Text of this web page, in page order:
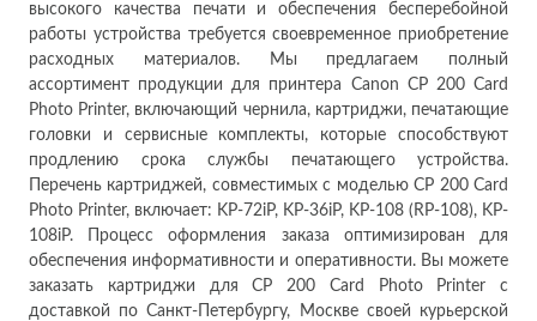
высокого качества печати и обеспечения бесперебойной
работы устройства требуется своевременное приобретение
расходных материалов. Мы предлагаем полный
ассортимент продукции для принтера Canon CP 200 Card
Photo Printer, включающий чернила, картриджи, печатающие
головки и сервисные комплекты, которые способствуют
продлению срока службы печатающего устройства.
Перечень картриджей, совместимых с моделью CP 200 Card
Photo Printer, включает: KP-72iP, KP-36iP, KP-108 (RP-108), KP-
108iP. Процесс оформления заказа оптимизирован для
обеспечения информативности и оперативности. Вы можете
заказать картриджи для CP 200 Card Photo Printer с
доставкой по Санкт-Петербургу, Москве своей курьерской